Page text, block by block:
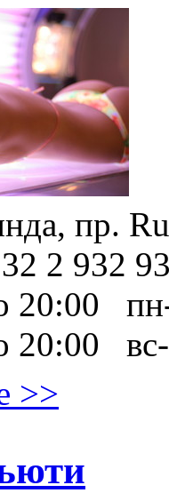
пр.
2 932
20:00
20:00
>>